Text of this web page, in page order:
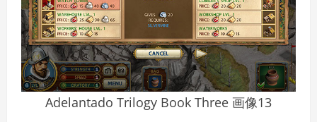
Adelantado Trilogy Book Three 画像13